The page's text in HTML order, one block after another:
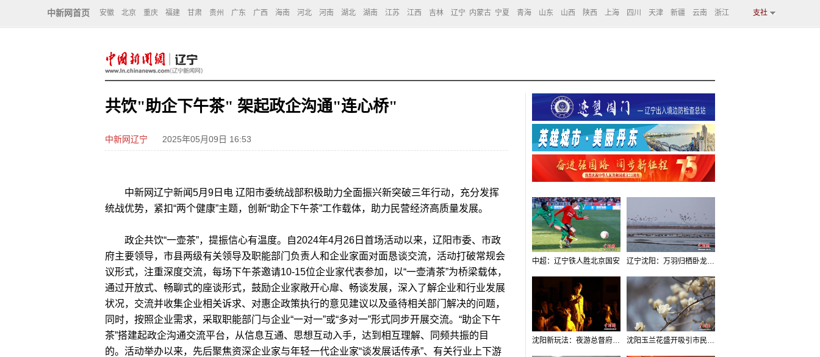
中新网首页 安徽 北京 重庆 福建 甘肃 贵州 广东 广西 海南 河北 河南 湖北 湖南 江苏 江西 吉林 辽宁 内蒙古 宁夏 青海 山东 山西 陕西 上海 四川 天津 新疆 云南 浙江 支社
共饮"助企下午茶" 架起政企沟通"连心桥"
中新网辽宁 2025年05月09日 16:53
中新网辽宁新闻5月9日电 辽阳市委统战部积极助力全面振兴新突破三年行动，充分发挥
统战优势，紧扣“两个健康”主题，创新“助企下午茶”工作载体，助力民营经济高质量发展。
政企共饮“一壶茶”，提振信心有温度。自2024年4月26日首场活动以来，辽阳市委、市政
府主要领导，市县两级有关领导及职能部门负责人和企业家面对面恳谈交流，活动打破常规会
议形式，注重深度交流，每场下午茶邀请10-15位企业家代表参加，以“一壶清茶”为桥梁载体，
通过开放式、畅聊式的座谈形式，鼓励企业家敞开心扉、畅谈发展，深入了解企业和行业发展
状况，交流并收集企业相关诉求、对惠企政策执行的意见建议以及亟待相关部门解决的问题，
同时，按照企业需求，采取职能部门与企业“一对一”或“多对一”形式同步开展交流。“助企下午
茶”搭建起政企沟通交流平台，从信息互通、思想互动入手，达到相互理解、同频共振的目
的。活动举办以来，先后聚焦资深企业家与年轻一代企业家“谈发展话传承”、有关行业上下游
中超：辽宁铁人胜北京国安 辽宁沈阳：万羽归栖卧龙湖看群鸟齐飞
沈阳新玩法：夜游总督府，当一回“赴宴者” 沈阳玉兰花盛开吸引市民打卡